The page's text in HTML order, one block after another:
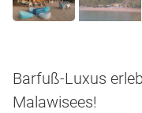
Barfuß-Luxus
Malawisees!